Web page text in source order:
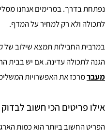
נפתחת בדרך. במרימים אנחנו
לתכולה ולא רק למחיר על המדף.
במרבית החבילות תמצא שילוב של
הגנה לתכולה עדינה. אם יש בבית
מעברמרכז את האפשרויות
אילו פריטים הכי חשוב לבדוק
הפריט החשוב ביותר הוא כמות